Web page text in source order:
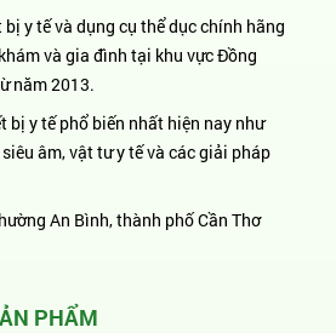
y tế và dụng cụ thể dục chính hãng
và gia đình tại khu vực Đồng
năm 2013.
bị y tế phổ biến nhất hiện nay như
âm, vật tư y tế và các giải pháp
An Bình, thành phố Cần Thơ
PHẨM